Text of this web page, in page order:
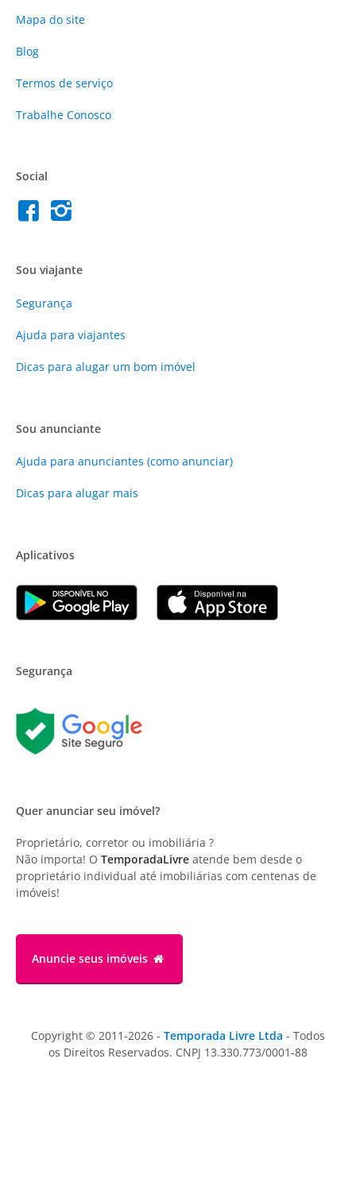
Mapa do site
Blog
Termos de serviço
Trabalhe Conosco
Social
Sou viajante
Segurança
Ajuda para viajantes
Dicas para alugar um bom imóvel
Sou anunciante
Ajuda para anunciantes (como anunciar)
Dicas para alugar mais
Aplicativos
Segurança
Quer anunciar seu imóvel?
Proprietário, corretor ou imobiliária ?
Não importa! O TemporadaLivre atende bem desde o
proprietário individual até imobiliárias com centenas de
imóveis!
Anuncie seus imóveis
Copyright © 2011-2026 - Temporada Livre Ltda - Todos
os Direitos Reservados. CNPJ 13.330.773/0001-88